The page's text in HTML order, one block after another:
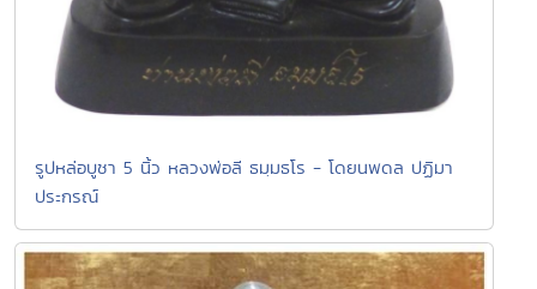
รูปหล่อบูชา 5 นิ้ว หลวงพ่อลี ธมฺมธโร - โดยนพดล ปฏิมา
ประกรณ์